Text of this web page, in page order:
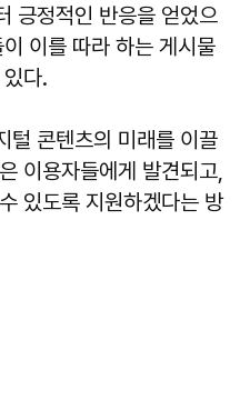
긍정적인 반응을 얻었으
이를 따라 하는 게시물
다.
털 콘텐츠의 미래를 이끌
이용자들에게 발견되고,
있도록 지원하겠다는 방